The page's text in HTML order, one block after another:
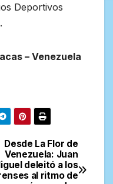
Deportivos
– Venezuela
Desde La Flor de
Venezuela: Juan
deleitó a los
al ritmo de